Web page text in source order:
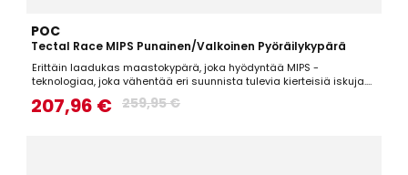
POC
Tectal Race MIPS Punainen/Valkoinen Pyöräilykypärä
Erittäin laadukas maastokypärä, joka hyödyntää MIPS -
teknologiaa, joka vähentää eri suunnista tulevia kierteisiä iskuja.
Todella hyvin suojaava maastokypärä, joka on lisäksi mukava,
kevyt sekä hyvin ilmastoitu.Tekniset tiedot: Aramid-kuituverkko, joka
207,96 € 259,95 €